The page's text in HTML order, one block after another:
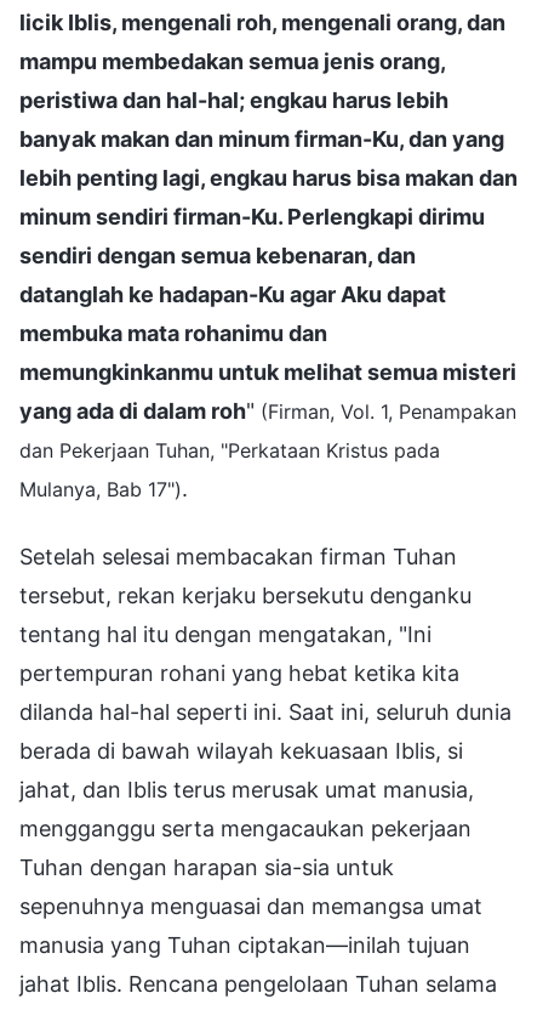
licik Iblis, mengenali roh, mengenali orang, dan
mampu membedakan semua jenis orang,
peristiwa dan hal-hal; engkau harus lebih
banyak makan dan minum firman-Ku, dan yang
lebih penting lagi, engkau harus bisa makan dan
minum sendiri firman-Ku. Perlengkapi dirimu
sendiri dengan semua kebenaran, dan
datanglah ke hadapan-Ku agar Aku dapat
membuka mata rohanimu dan
memungkinkanmu untuk melihat semua misteri
yang ada di dalam roh" (Firman, Vol. 1, Penampakan
dan Pekerjaan Tuhan, "Perkataan Kristus pada
Mulanya, Bab 17").
Setelah selesai membacakan firman Tuhan
tersebut, rekan kerjaku bersekutu denganku
tentang hal itu dengan mengatakan, "Ini
pertempuran rohani yang hebat ketika kita
dilanda hal-hal seperti ini. Saat ini, seluruh dunia
berada di bawah wilayah kekuasaan Iblis, si
jahat, dan Iblis terus merusak umat manusia,
mengganggu serta mengacaukan pekerjaan
Tuhan dengan harapan sia-sia untuk
sepenuhnya menguasai dan memangsa umat
manusia yang Tuhan ciptakan—inilah tujuan
jahat Iblis. Rencana pengelolaan Tuhan selama